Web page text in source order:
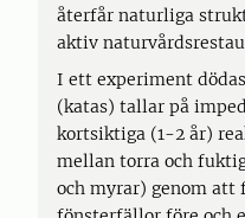
återfår naturliga
aktiv
I ett experiment
(katas) tallar på
kortsiktiga (1-2 år)
mellan torra och
och myrar) genom att